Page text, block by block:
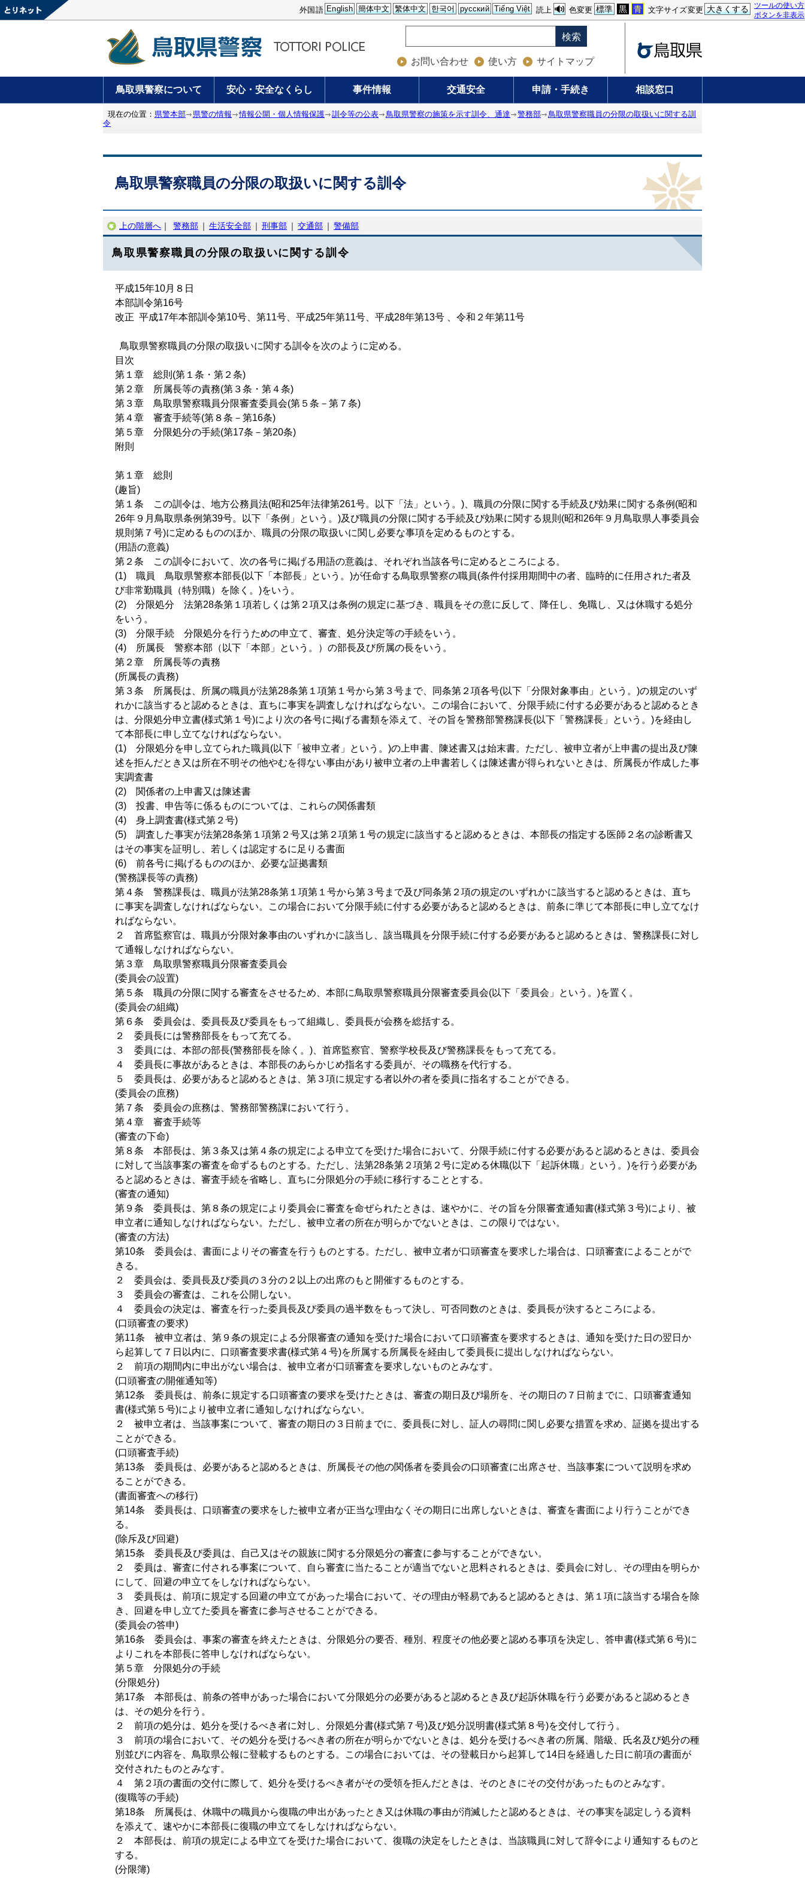
ツールの使い方
ボタンを非表示
文字サイズ変更 大きくする
色変更 標準 黒 青
読上
外国語 English 簡体中文 繁体中文 한국어 русский Tiếng Việt
検索
お問い合わせ 使い方 サイトマップ
鳥取県警察について 安心・安全なくらし 事件情報 交通安全 申請・手続き 相談窓口
現在の位置： 県警本部 県警の情報 情報公開・個人情報保護 訓令等の公表 鳥取県警察の施策を示す訓令、通達 警務部
鳥取県警察職員の分限の取扱いに関する訓
令
鳥取県警察職員の分限の取扱いに関する訓令
上の階層へ ｜ 警務部 ｜ 生活安全部 ｜ 刑事部 ｜ 交通部 ｜ 警備部
鳥取県警察職員の分限の取扱いに関する訓令
平成15年10月８日
本部訓令第16号
改正 平成17年本部訓令第10号、第11号、平成25年第11号、平成28年第13号 、令和２年第11号
鳥取県警察職員の分限の取扱いに関する訓令を次のように定める。
目次
第１章 総則(第１条・第２条)
第２章 所属長等の責務(第３条・第４条)
第３章 鳥取県警察職員分限審査委員会(第５条－第７条)
第４章 審査手続等(第８条－第16条)
第５章 分限処分の手続(第17条－第20条)
附則
第１章 総則
(趣旨)
第１条 この訓令は、地方公務員法(昭和25年法律第261号。以下「法」という。)、職員の分限に関する手続及び効果に関する条例(昭和
26年９月鳥取県条例第39号。以下「条例」という。)及び職員の分限に関する手続及び効果に関する規則(昭和26年９月鳥取県人事委員会
規則第７号)に定めるもののほか、職員の分限の取扱いに関し必要な事項を定めるものとする。
(用語の意義)
第２条 この訓令において、次の各号に掲げる用語の意義は、それぞれ当該各号に定めるところによる。
(1) 職員 鳥取県警察本部長(以下「本部長」という。)が任命する鳥取県警察の職員(条件付採用期間中の者、臨時的に任用された者及
び非常勤職員（特別職）を除く。)をいう。
(2) 分限処分 法第28条第１項若しくは第２項又は条例の規定に基づき、職員をその意に反して、降任し、免職し、又は休職する処分
をいう。
(3) 分限手続 分限処分を行うための申立て、審査、処分決定等の手続をいう。
(4) 所属長 警察本部（以下「本部」という。）の部長及び所属の長をいう。
第２章 所属長等の責務
(所属長の責務)
第３条 所属長は、所属の職員が法第28条第１項第１号から第３号まで、同条第２項各号(以下「分限対象事由」という。)の規定のいず
れかに該当すると認めるときは、直ちに事実を調査しなければならない。この場合において、分限手続に付する必要があると認めるとき
は、分限処分申立書(様式第１号)により次の各号に掲げる書類を添えて、その旨を警務部警務課長(以下「警務課長」という。)を経由し
て本部長に申し立てなければならない。
(1) 分限処分を申し立てられた職員(以下「被申立者」という。)の上申書、陳述書又は始末書。ただし、被申立者が上申書の提出及び陳
述を拒んだとき又は所在不明その他やむを得ない事由があり被申立者の上申書若しくは陳述書が得られないときは、所属長が作成した事
実調査書
(2) 関係者の上申書又は陳述書
(3) 投書、申告等に係るものについては、これらの関係書類
(4) 身上調査書(様式第２号)
(5) 調査した事実が法第28条第１項第２号又は第２項第１号の規定に該当すると認めるときは、本部長の指定する医師２名の診断書又
はその事実を証明し、若しくは認定するに足りる書面
(6) 前各号に掲げるもののほか、必要な証拠書類
(警務課長等の責務)
第４条 警務課長は、職員が法第28条第１項第１号から第３号まで及び同条第２項の規定のいずれかに該当すると認めるときは、直ち
に事実を調査しなければならない。この場合において分限手続に付する必要があると認めるときは、前条に準じて本部長に申し立てなけ
ればならない。
２ 首席監察官は、職員が分限対象事由のいずれかに該当し、該当職員を分限手続に付する必要があると認めるときは、警務課長に対し
て通報しなければならない。
第３章 鳥取県警察職員分限審査委員会
(委員会の設置)
第５条 職員の分限に関する審査をさせるため、本部に鳥取県警察職員分限審査委員会(以下「委員会」という。)を置く。
(委員会の組織)
第６条 委員会は、委員長及び委員をもって組織し、委員長が会務を総括する。
２ 委員長には警務部長をもって充てる。
３ 委員には、本部の部長(警務部長を除く。)、首席監察官、警察学校長及び警務課長をもって充てる。
４ 委員長に事故があるときは、本部長のあらかじめ指名する委員が、その職務を代行する。
５ 委員長は、必要があると認めるときは、第３項に規定する者以外の者を委員に指名することができる。
(委員会の庶務)
第７条 委員会の庶務は、警務部警務課において行う。
第４章 審査手続等
(審査の下命)
第８条 本部長は、第３条又は第４条の規定による申立てを受けた場合において、分限手続に付する必要があると認めるときは、委員会
に対して当該事案の審査を命ずるものとする。ただし、法第28条第２項第２号に定める休職(以下「起訴休職」という。)を行う必要があ
ると認めるときは、審査手続を省略し、直ちに分限処分の手続に移行することとする。
(審査の通知)
第９条 委員長は、第８条の規定により委員会に審査を命ぜられたときは、速やかに、その旨を分限審査通知書(様式第３号)により、被
申立者に通知しなければならない。ただし、被申立者の所在が明らかでないときは、この限りではない。
(審査の方法)
第10条 委員会は、書面によりその審査を行うものとする。ただし、被申立者が口頭審査を要求した場合は、口頭審査によることがで
きる。
２ 委員会は、委員長及び委員の３分の２以上の出席のもと開催するものとする。
３ 委員会の審査は、これを公開しない。
４ 委員会の決定は、審査を行った委員長及び委員の過半数をもって決し、可否同数のときは、委員長が決するところによる。
(口頭審査の要求)
第11条 被申立者は、第９条の規定による分限審査の通知を受けた場合において口頭審査を要求するときは、通知を受けた日の翌日か
ら起算して７日以内に、口頭審査要求書(様式第４号)を所属する所属長を経由して委員長に提出しなければならない。
２ 前項の期間内に申出がない場合は、被申立者が口頭審査を要求しないものとみなす。
(口頭審査の開催通知等)
第12条 委員長は、前条に規定する口頭審査の要求を受けたときは、審査の期日及び場所を、その期日の７日前までに、口頭審査通知
書(様式第５号)により被申立者に通知しなければならない。
２ 被申立者は、当該事案について、審査の期日の３日前までに、委員長に対し、証人の尋問に関し必要な措置を求め、証拠を提出する
ことができる。
(口頭審査手続)
第13条 委員長は、必要があると認めるときは、所属長その他の関係者を委員会の口頭審査に出席させ、当該事案について説明を求め
ることができる。
(書面審査への移行)
第14条 委員長は、口頭審査の要求をした被申立者が正当な理由なくその期日に出席しないときは、審査を書面により行うことができ
る。
(除斥及び回避)
第15条 委員長及び委員は、自己又はその親族に関する分限処分の審査に参与することができない。
２ 委員は、審査に付される事案について、自ら審査に当たることが適当でないと思料されるときは、委員会に対し、その理由を明らか
にして、回避の申立てをしなければならない。
３ 委員長は、前項に規定する回避の申立てがあった場合において、その理由が軽易であると認めるときは、第１項に該当する場合を除
き、回避を申し立てた委員を審査に参与させることができる。
(委員会の答申)
第16条 委員会は、事案の審査を終えたときは、分限処分の要否、種別、程度その他必要と認める事項を決定し、答申書(様式第６号)に
よりこれを本部長に答申しなければならない。
第５章 分限処分の手続
(分限処分)
第17条 本部長は、前条の答申があった場合において分限処分の必要があると認めるとき及び起訴休職を行う必要があると認めるとき
は、その処分を行う。
２ 前項の処分は、処分を受けるべき者に対し、分限処分書(様式第７号)及び処分説明書(様式第８号)を交付して行う。
３ 前項の場合において、その処分を受けるべき者の所在が明らかでないときは、処分を受けるべき者の所属、階級、氏名及び処分の種
別並びに内容を、鳥取県公報に登載するものとする。この場合においては、その登載日から起算して14日を経過した日に前項の書面が
交付されたものとみなす。
４ 第２項の書面の交付に際して、処分を受けるべき者がその受領を拒んだときは、そのときにその交付があったものとみなす。
(復職等の手続)
第18条 所属長は、休職中の職員から復職の申出があったとき又は休職の事由が消滅したと認めるときは、その事実を認定しうる資料
を添えて、速やかに本部長に復職の申立てをしなければならない。
２ 本部長は、前項の規定による申立てを受けた場合において、復職の決定をしたときは、当該職員に対して辞令により通知するものと
する。
(分限簿)